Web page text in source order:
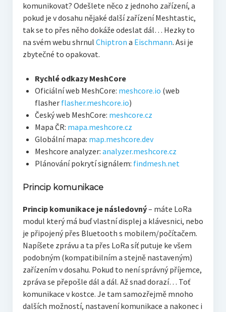
komunikovat? Odešlete něco z jednoho zařízení, a
pokud je v dosahu nějaké další zařízení Meshtastic,
tak se to přes něho dokáže odeslat dál… Hezky to
na svém webu shrnul Chiptron a Eischmann. Asi je
zbytečné to opakovat.
Rychlé odkazy MeshCore
Oficiální web MeshCore: meshcore.io (web
flasher flasher.meshcore.io)
Český web MeshCore: meshcore.cz
Mapa ČR: mapa.meshcore.cz
Globální mapa: map.meshcore.dev
Meshcore analyzer: analyzer.meshcore.cz
Plánování pokrytí signálem: findmesh.net
Princip komunikace
Princip komunikace je následovný– máte LoRa
modul který má buď vlastní displej a klávesnici, nebo
je připojený přes Bluetooth s mobilem/počítačem.
Napíšete zprávu a ta přes LoRa síť putuje ke všem
podobným (kompatibilním a stejně nastaveným)
zařízením v dosahu. Pokud to není správný příjemce,
zpráva se přepošle dál a dál. Až snad dorazí… Toť
komunikace v kostce. Je tam samozřejmě mnoho
dalších možností, nastavení komunikace a nakonec i